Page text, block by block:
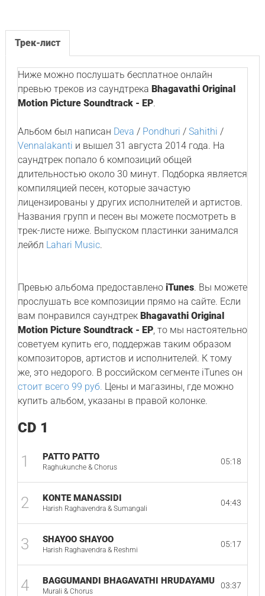
Трек-лист
Ниже можно послушать бесплатное онлайн
превью треков из саундтрека Bhagavathi Original
Motion Picture Soundtrack - EP.
Альбом был написан Deva / Pondhuri / Sahithi /
Vennalakanti и вышел 31 августа 2014 года. На
саундтрек попало 6 композиций общей
длительностью около 30 минут. Подборка является
компиляцией песен, которые зачастую
лицензированы у других исполнителей и артистов.
Названия групп и песен вы можете посмотреть в
трек-листе ниже. Выпуском пластинки занимался
лейбл Lahari Music.
Превью альбома предоставлено iTunes. Вы можете
прослушать все композиции прямо на сайте. Если
вам понравился саундтрек Bhagavathi Original
Motion Picture Soundtrack - EP, то мы настоятельно
советуем купить его, поддержав таким образом
композиторов, артистов и исполнителей. К тому
же, это недорого. В российском сегменте iTunes он
стоит всего 99 руб. Цены и магазины, где можно
купить альбом, указаны в правой колонке.
CD 1
1 PATTO PATTO
Raghukunche & Chorus
05:18
2 KONTE MANASSIDI
Harish Raghavendra & Sumangali
04:43
3 SHAYOO SHAYOO
Harish Raghavendra & Reshmi
05:17
4 BAGGUMANDI BHAGAVATHI HRUDAYAMU
Murali & Chorus
03:37